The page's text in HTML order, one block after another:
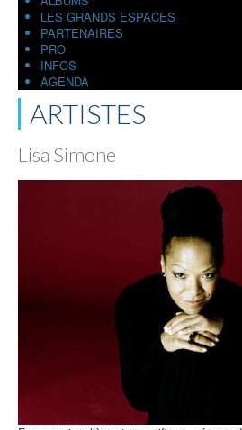
LES GRANDS ESPACES
PARTENAIRES
PRO
INFOS
AGENDA
ARTISTES
Lisa Simone